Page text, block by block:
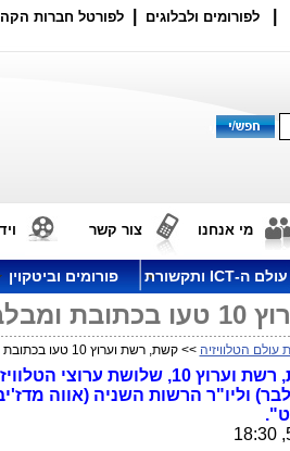
לפורומים ולבלוגים לפורטל חברות
מי אנחנו צור קשר
עולם ה-ICT ותקשורת פורומים וביטקוין
את המוח
עולם הטלוויזיה >> קשת, רשת וערוץ 10 טעו בכתובת ומבלבלים את המוח
מנהלי הערוצים קשת, רשת וערוץ
וליו"ר הרשות השניה (אווה